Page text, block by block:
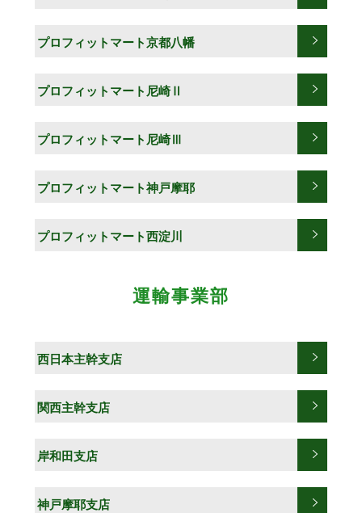
プロフィットマート京都八幡
プロフィットマート尼崎Ⅱ
プロフィットマート尼崎Ⅲ
プロフィットマート神戸摩耶
プロフィットマート西淀川
運輸事業部
西日本主幹支店
関西主幹支店
岸和田支店
神戸摩耶支店